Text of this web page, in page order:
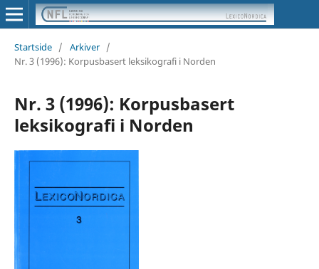
Startside / Arkiver /
Nr. 3 (1996): Korpusbasert leksikografi i Norden
Nr. 3 (1996): Korpusbasert
leksikografi i Norden